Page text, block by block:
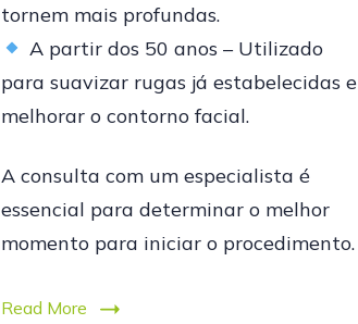
tornem mais profundas.
A partir dos 50 anos – Utilizado
para suavizar rugas já estabelecidas e
melhorar o contorno facial.
A consulta com um especialista é
essencial para determinar o melhor
momento para iniciar o procedimento.
Read More